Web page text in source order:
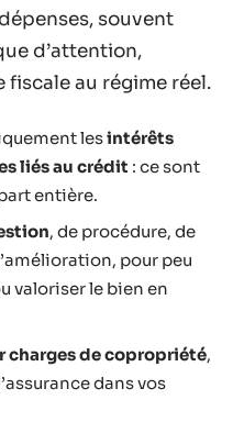
souvent
d’attention,
au régime réel.
lesintérêts
liés au crédit : ce sont
entière.
, de procédure, de
pour peu
valoriser le bien en
charges de copropriété,
dans vos